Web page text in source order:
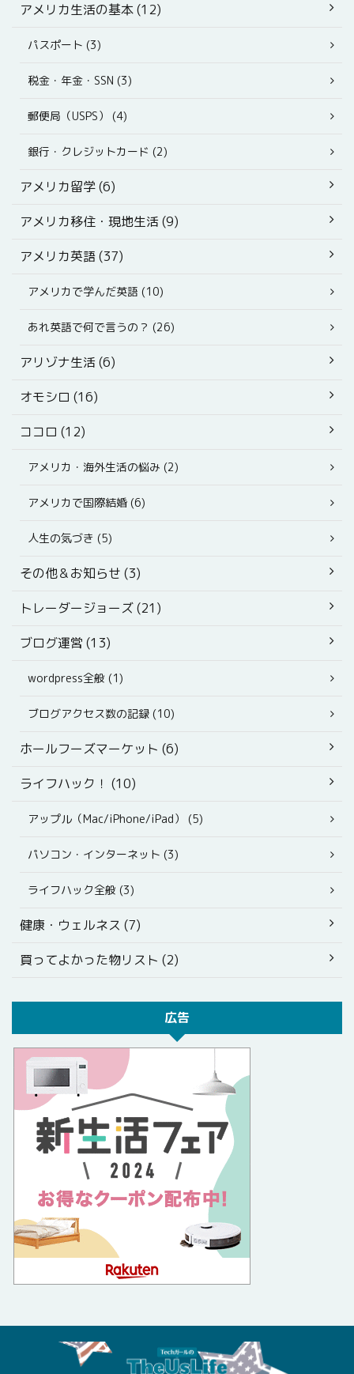
アメリカ生活の基本 (12)
パスポート (3)
税金・年金・SSN (3)
郵便局（USPS） (4)
銀行・クレジットカード (2)
アメリカ留学 (6)
アメリカ移住・現地生活 (9)
アメリカ英語 (37)
アメリカで学んだ英語 (10)
あれ英語で何で言うの？ (26)
アリゾナ生活 (6)
オモシロ (16)
ココロ (12)
アメリカ・海外生活の悩み (2)
アメリカで国際結婚 (6)
人生の気づき (5)
その他＆お知らせ (3)
トレーダージョーズ (21)
ブログ運営 (13)
wordpress全般 (1)
ブログアクセス数の記録 (10)
ホールフーズマーケット (6)
ライフハック！ (10)
アップル（Mac/iPhone/iPad） (5)
パソコン・インターネット (3)
ライフハック全般 (3)
健康・ウェルネス (7)
買ってよかった物リスト (2)
広告